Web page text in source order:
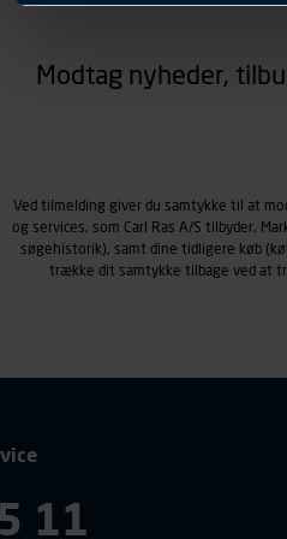
hjemmesiden ser ud eller
Markedsføringscookies
Carl Ras anvender
henblik på markedsføring,
smartphone mv.) samt de
Vi henviser endvidere til
personoplysninger.
Modtag nyheder,
Ved tilmelding giver du samtykke til at
og services, som Carl Ras A/S tilbyder.
søgehistorik), samt dine tidligere køb
trække dit samtykke tilbage ved at
11